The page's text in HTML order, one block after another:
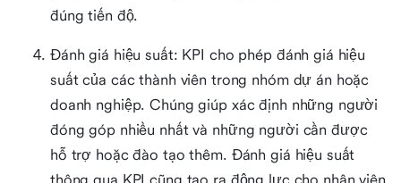
đúng tiến độ.
Đánh giá hiệu suất: KPI cho phép đánh giá hiệu
suất của các thành viên trong nhóm dự án hoặc
doanh nghiệp. Chúng giúp xác định những người
đóng góp nhiều nhất và những người cần được
hỗ trợ hoặc đào tạo thêm. Đánh giá hiệu suất
thông qua KPI cũng tạo ra động lực cho nhân viên